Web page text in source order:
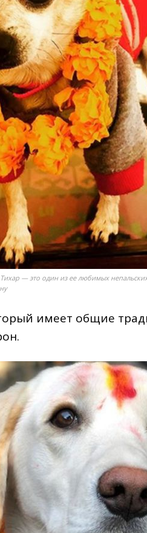
— это один из ее любимых
имеет общие